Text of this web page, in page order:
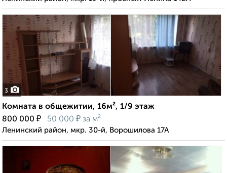
3
Комната в общежитии, 16м², 1/9 этаж
800 000 ₽ 50 000 ₽ за м²
Ленинский район, мкр. 30-й, Ворошилова 17А